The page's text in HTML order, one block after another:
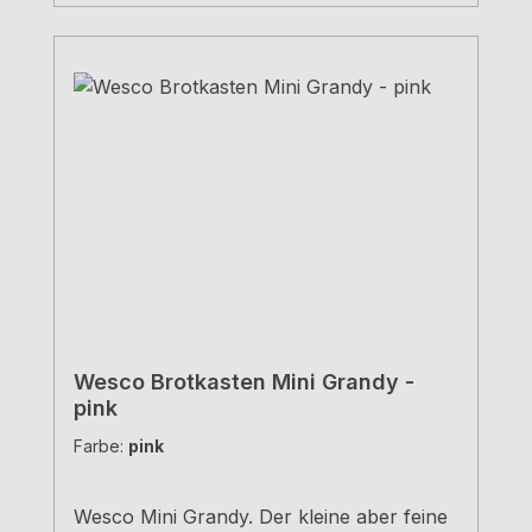
Wesco Brotkasten Mini Grandy -
pink
Farbe: pink
Wesco Mini Grandy. Der kleine aber feine